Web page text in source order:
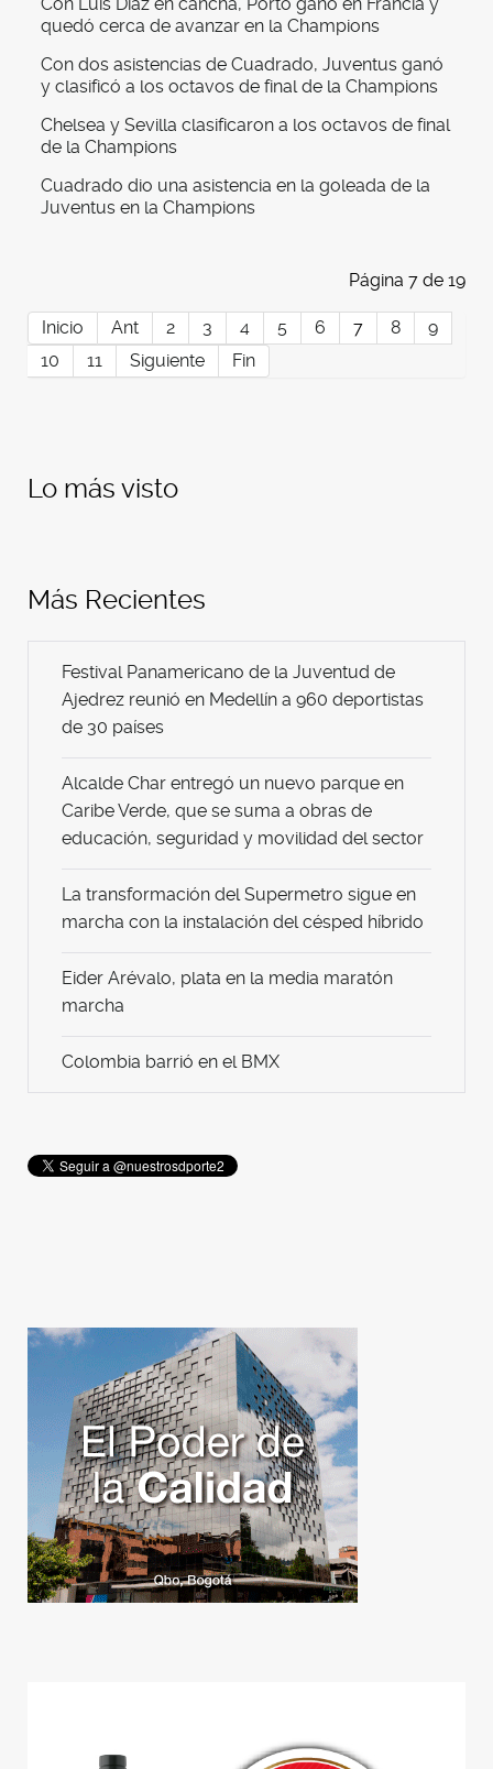
quedó cerca de avanzar en la Champions
Con dos asistencias de Cuadrado, Juventus ganó
y clasificó a los octavos de final de la Champions
Chelsea y Sevilla clasificaron a los octavos de final
de la Champions
Cuadrado dio una asistencia en la goleada de la
Juventus en la Champions
Página 7 de 19
Inicio Ant 2 3 4 5 6 7 8
9
10
11 Siguiente Fin
Lo más visto
Más Recientes
Festival Panamericano de la Juventud de
Ajedrez reunió en Medellín a 960 deportistas
de 30 países
Alcalde Char entregó un nuevo parque en
Caribe Verde, que se suma a obras de
educación, seguridad y movilidad del sector
La transformación del Supermetro sigue en
marcha con la instalación del césped híbrido
Eider Arévalo, plata en la media maratón
marcha
Colombia barrió en el BMX